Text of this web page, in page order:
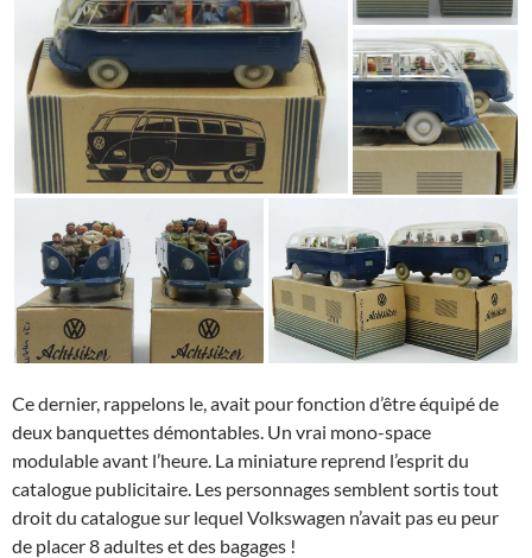
Ce dernier, rappelons le, avait pour fonction d’être équipé de
deux banquettes démontables. Un vrai mono-space
modulable avant l’heure. La miniature reprend l’esprit du
catalogue publicitaire. Les personnages semblent sortis tout
droit du catalogue sur lequel Volkswagen n’avait pas eu peur
de placer 8 adultes et des bagages !